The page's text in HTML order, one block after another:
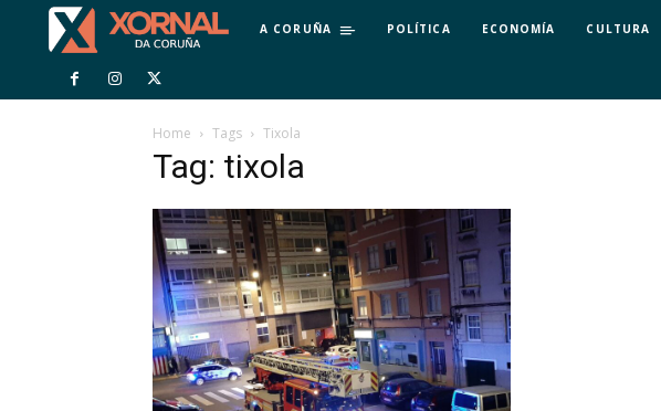
A CORUÑA POLÍTICA ECONOMÍA CULTURA
Home Tags Tixola
Tag: tixola